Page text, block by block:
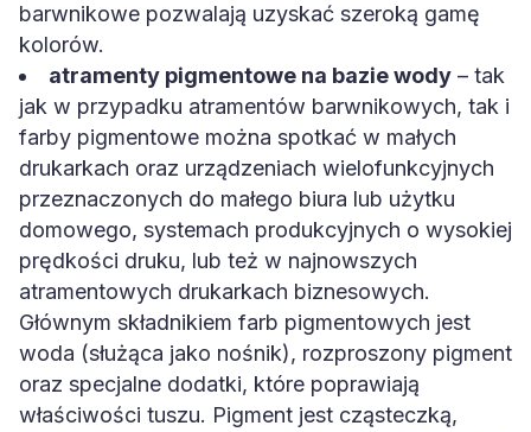
barwnikowe pozwalają uzyskać szeroką gamę
kolorów.
atramenty pigmentowe na bazie wody – tak
jak w przypadku atramentów barwnikowych, tak i
farby pigmentowe można spotkać w małych
drukarkach oraz urządzeniach wielofunkcyjnych
przeznaczonych do małego biura lub użytku
domowego, systemach produkcyjnych o wysokiej
prędkości druku, lub też w najnowszych
atramentowych drukarkach biznesowych.
Głównym składnikiem farb pigmentowych jest
woda (służąca jako nośnik), rozproszony pigment
oraz specjalne dodatki, które poprawiają
właściwości tuszu. Pigment jest cząsteczką,